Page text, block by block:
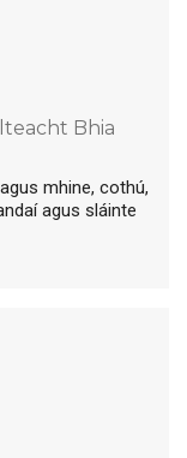
Bhia
mhine, cothú,
agus sláinte